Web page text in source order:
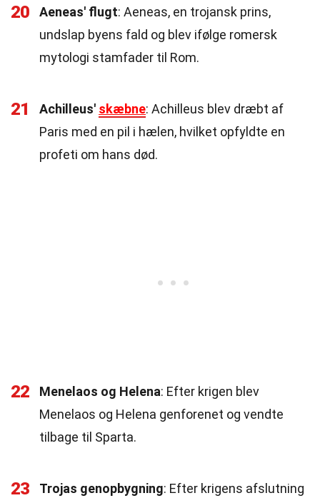
20 Aeneas' flugt: Aeneas, en trojansk prins,
undslap byens fald og blev ifølge romersk
mytologi stamfader til Rom.
21 Achilleus' skæbne: Achilleus blev dræbt af
Paris med en pil i hælen, hvilket opfyldte en
profeti om hans død.
22 Menelaos og Helena: Efter krigen blev
Menelaos og Helena genforenet og vendte
tilbage til Sparta.
23 Trojas genopbygning: Efter krigens afslutning